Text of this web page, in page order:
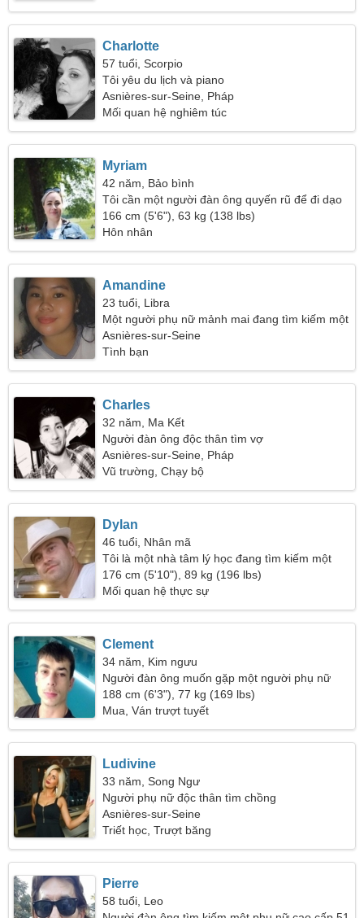
Charlotte
57 tuổi, Scorpio
Tôi yêu du lịch và piano
Asnières-sur-Seine, Pháp
Mối quan hệ nghiêm túc
Myriam
42 năm, Bảo bình
Tôi cần một người đàn ông quyến rũ để đi dạo
cùng nhau
166 cm (5'6"), 63 kg (138 lbs)
Hôn nhân
Amandine
23 tuổi, Libra
Một người phụ nữ mảnh mai đang tìm kiếm một
người đàn ông
Asnières-sur-Seine
Tình bạn
Charles
32 năm, Ma Kết
Người đàn ông độc thân tìm vợ
Asnières-sur-Seine, Pháp
Vũ trường, Chạy bộ
Dylan
46 tuổi, Nhân mã
Tôi là một nhà tâm lý học đang tìm kiếm một
người phụ nữ ngoạn mục
176 cm (5'10"), 89 kg (196 lbs)
Mối quan hệ thực sự
Clement
34 năm, Kim ngưu
Người đàn ông muốn gặp một người phụ nữ
188 cm (6'3"), 77 kg (169 lbs)
Mua, Ván trượt tuyết
Ludivine
33 năm, Song Ngư
Người phụ nữ độc thân tìm chồng
Asnières-sur-Seine
Triết học, Trượt băng
Pierre
58 tuổi, Leo